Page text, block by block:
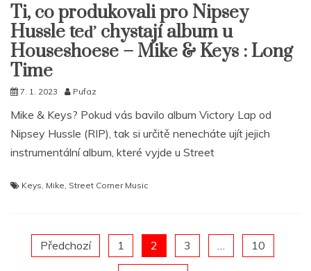
Ti, co produkovali pro Nipsey
Hussle teď chystají album u
Houseshoese – Mike & Keys : Long
Time
7. 1. 2023 Pufaz
Mike & Keys? Pokud vás bavilo album Victory Lap od
Nipsey Hussle (RIP), tak si určitě nenecháte ujít jejich
instrumentální album, které vyjde u Street
Keys Mike Street Corner Music
Posts
Předchozí 1 2 3 10